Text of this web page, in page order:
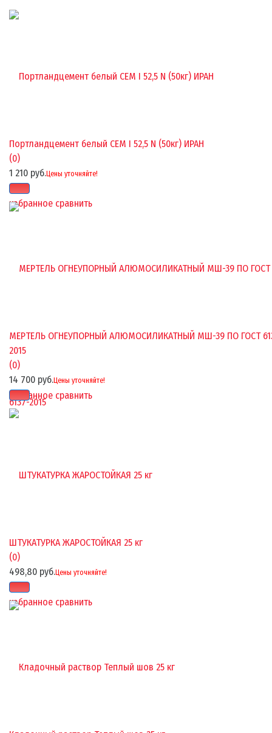
избранное сравнить
Портландцемент белый CEM I 52,5 N (50кг) ИРАН
(0)
1 210 руб.Цены уточняйте!
избранное сравнить
МЕРТЕЛЬ ОГНЕУПОРНЫЙ АЛЮМОСИЛИКАТНЫЙ МШ-39 ПО ГОСТ
2015
(0)
14 700 руб.Цены уточняйте!
избранное сравнить
ШТУКАТУРКА ЖАРОСТОЙКАЯ 25 кг
(0)
498,80 руб.Цены уточняйте!